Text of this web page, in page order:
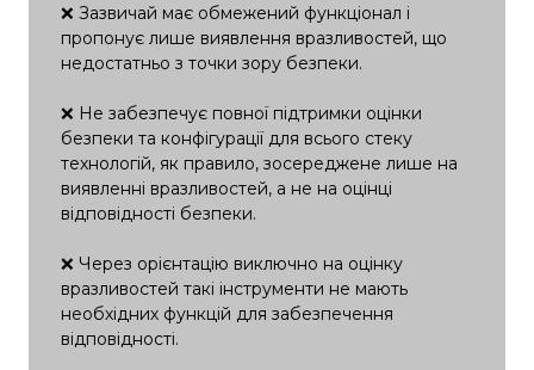
❌ Зазвичай має обмежений функціонал і
пропонує лише виявлення вразливостей, що
недостатньо з точки зору безпеки.
❌ Не забезпечує повної підтримки оцінки
безпеки та конфігурації для всього стеку
технологій, як правило, зосереджене лише на
виявленні вразливостей, а не на оцінці
відповідності безпеки.
❌ Через орієнтацію виключно на оцінку
вразливостей такі інструменти не мають
необхідних функцій для забезпечення
відповідності.